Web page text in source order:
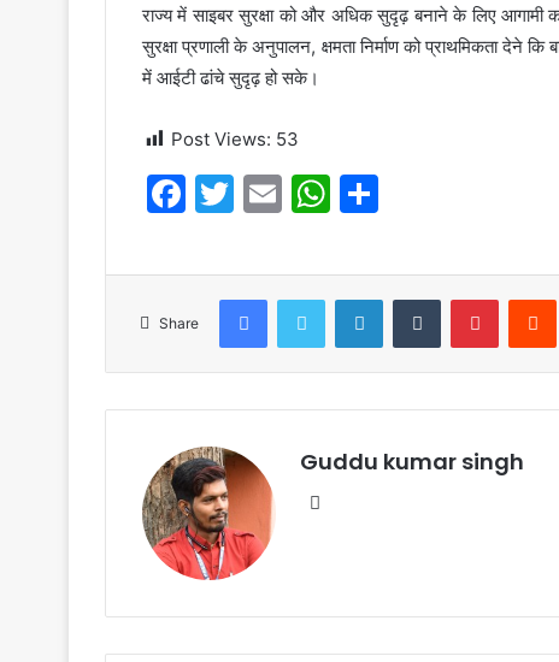
राज्य में साइबर सुरक्षा को और अधिक सुदृढ़ बनाने के लिए आगामी
सुरक्षा प्रणाली के अनुपालन, क्षमता निर्माण को प्राथमिकता देने कि
में आईटी ढांचे सुदृढ़ हो सके।
Post Views: 53
F
c
e
o
o
k
T
itt
er
E
ai
l
W
at
s
A
p
p
ar
e
Share
FacebookTwitter LinkedInTumblr Pinterest
Guddu kumar singh
Website